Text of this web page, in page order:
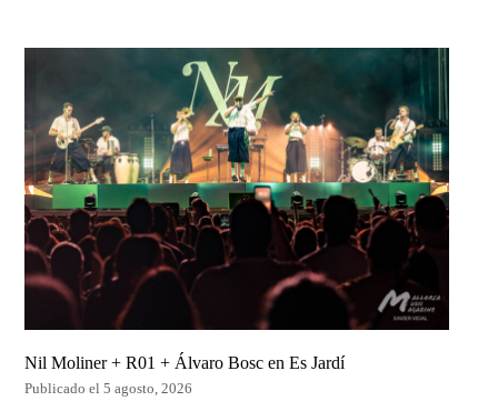
Nil Moliner + R01 + Álvaro Bosc en Es Jardí
Publicado el 5 agosto, 2026